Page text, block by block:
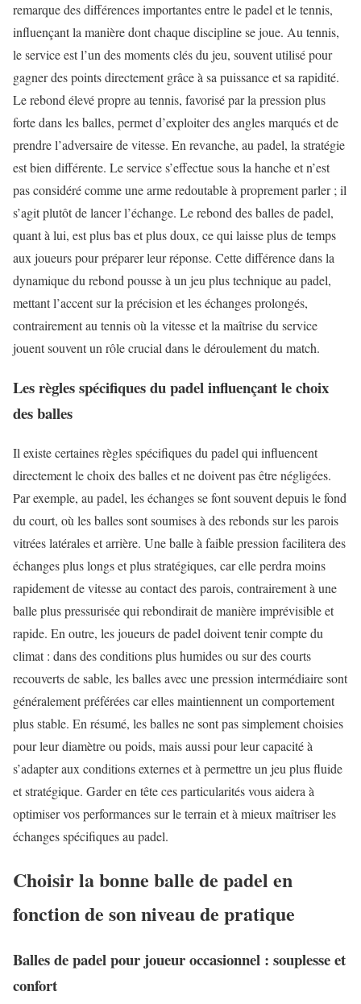
remarque des différences importantes entre le padel et le tennis,
influençant la manière dont chaque discipline se joue. Au tennis,
le service est l’un des moments clés du jeu, souvent utilisé pour
gagner des points directement grâce à sa puissance et sa rapidité.
Le rebond élevé propre au tennis, favorisé par la pression plus
forte dans les balles, permet d’exploiter des angles marqués et de
prendre l’adversaire de vitesse. En revanche, au padel, la stratégie
est bien différente. Le service s’effectue sous la hanche et n’est
pas considéré comme une arme redoutable à proprement parler ; il
s’agit plutôt de lancer l’échange. Le rebond des balles de padel,
quant à lui, est plus bas et plus doux, ce qui laisse plus de temps
aux joueurs pour préparer leur réponse. Cette différence dans la
dynamique du rebond pousse à un jeu plus technique au padel,
mettant l’accent sur la précision et les échanges prolongés,
contrairement au tennis où la vitesse et la maîtrise du service
jouent souvent un rôle crucial dans le déroulement du match.
Les règles spécifiques du padel influençant le choix
des balles
Il existe certaines règles spécifiques du padel qui influencent
directement le choix des balles et ne doivent pas être négligées.
Par exemple, au padel, les échanges se font souvent depuis le fond
du court, où les balles sont soumises à des rebonds sur les parois
vitrées latérales et arrière. Une balle à faible pression facilitera des
échanges plus longs et plus stratégiques, car elle perdra moins
rapidement de vitesse au contact des parois, contrairement à une
balle plus pressurisée qui rebondirait de manière imprévisible et
rapide. En outre, les joueurs de padel doivent tenir compte du
climat : dans des conditions plus humides ou sur des courts
recouverts de sable, les balles avec une pression intermédiaire sont
généralement préférées car elles maintiennent un comportement
plus stable. En résumé, les balles ne sont pas simplement choisies
pour leur diamètre ou poids, mais aussi pour leur capacité à
s’adapter aux conditions externes et à permettre un jeu plus fluide
et stratégique. Garder en tête ces particularités vous aidera à
optimiser vos performances sur le terrain et à mieux maîtriser les
échanges spécifiques au padel.
Choisir la bonne balle de padel en
fonction de son niveau de pratique
Balles de padel pour joueur occasionnel : souplesse et
confort